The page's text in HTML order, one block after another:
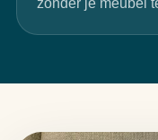
zonder je meubel